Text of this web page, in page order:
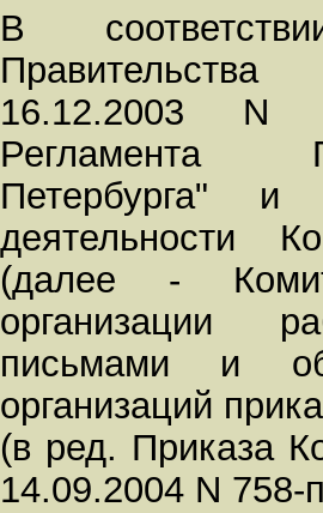
В
16.12.2003 N
Регламента
Петербурга" и
деятельности
(далее -
организации
письмами и
организаций
(в ред. Приказа
14.09.2004 N 758-